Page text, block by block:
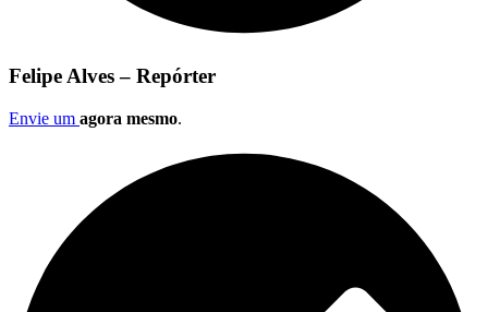
Felipe Alves – Repórter
Envie um agora mesmo.